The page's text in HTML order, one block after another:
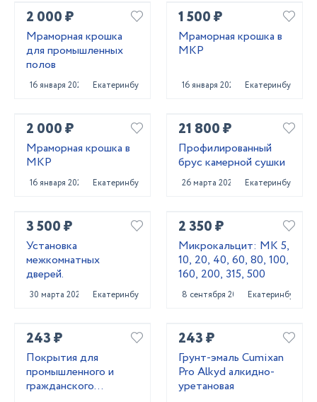
2 000 ₽
Мраморная крошка
для промышленных
полов
16 января 2022 Екатеринбург
1 500 ₽
Мраморная крошка в
МКР
16 января 2022 Екатеринбург
2 000 ₽
Мраморная крошка в
МКР
16 января 2022 Екатеринбург
21 800 ₽
Профилированный
брус камерной сушки
26 марта 2022 Екатеринбург
3 500 ₽
Установка
межкомнатных
дверей.
30 марта 2025 Екатеринбург
2 350 ₽
Микрокальцит: МК 5,
10, 20, 40, 60, 80, 100,
160, 200, 315, 500
8 сентября 2023 Екатеринбург
243 ₽
Покрытия для
промышленного и
гражданского
243 ₽
Грунт-эмаль Cumixan
Pro Alkyd алкидно-
уретановая